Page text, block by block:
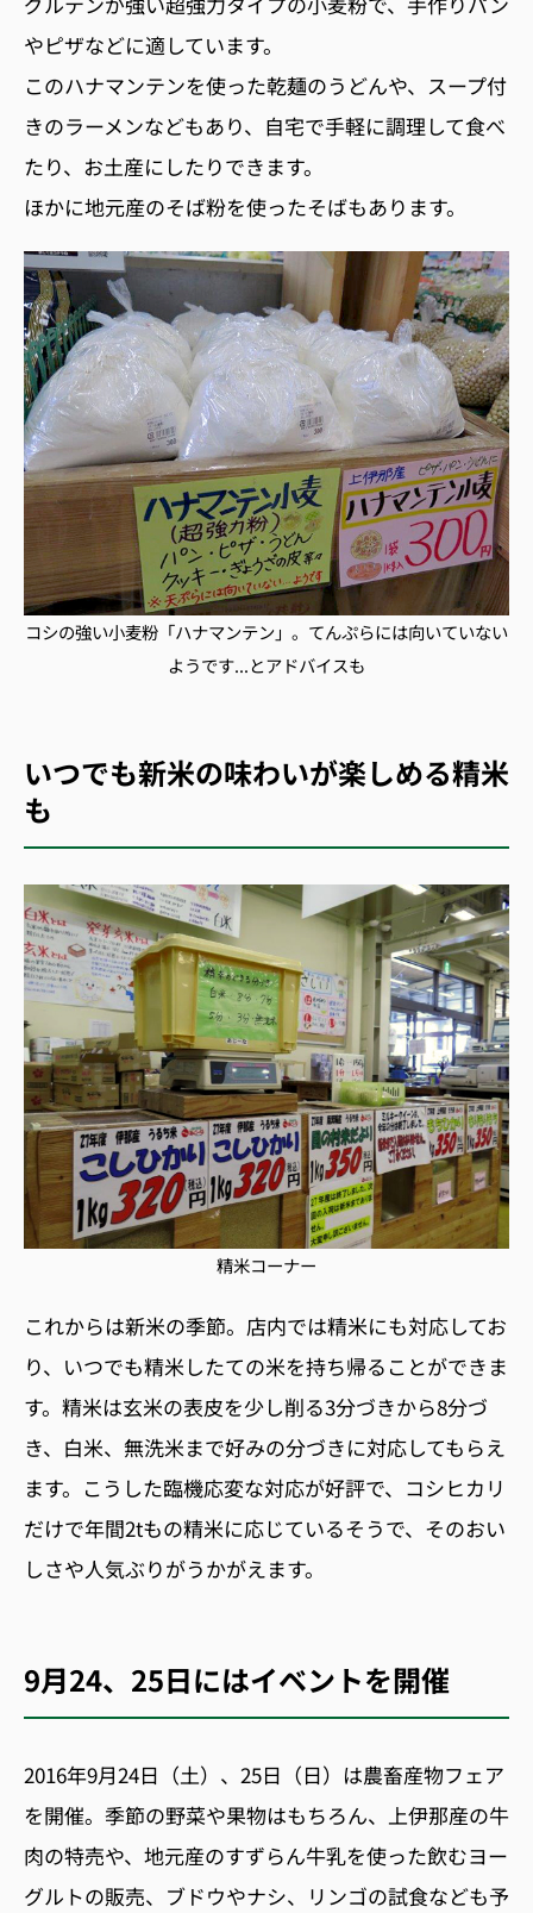
やピザなどに適しています。
このハナマンテンを使った乾麺のうどんや、スープ付
きのラーメンなどもあり、自宅で手軽に調理して食べ
たり、お土産にしたりできます。
ほかに地元産のそば粉を使ったそばもあります。
コシの強い小麦粉「ハナマンテン」。てんぷらには向いていない
ようです...とアドバイスも
いつでも新米の味わいが楽しめる精米
も
精米コーナー
これからは新米の季節。店内では精米にも対応してお
り、いつでも精米したての米を持ち帰ることができま
す。精米は玄米の表皮を少し削る3分づきから8分づ
き、白米、無洗米まで好みの分づきに対応してもらえ
ます。こうした臨機応変な対応が好評で、コシヒカリ
だけで年間2tもの精米に応じているそうで、そのおい
しさや人気ぶりがうかがえます。
9月24、25日にはイベントを開催
2016年9月24日（土）、25日（日）は農畜産物フェア
を開催。季節の野菜や果物はもちろん、上伊那産の牛
肉の特売や、地元産のすずらん牛乳を使った飲むヨー
グルトの販売、ブドウやナシ、リンゴの試食なども予